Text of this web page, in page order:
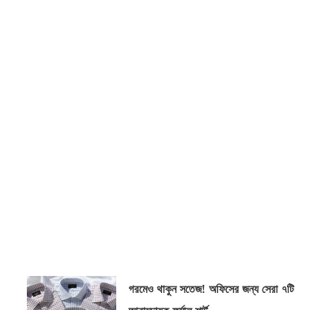
গরমেও থাকুন সতেজ! অফিসের জন্য সেরা ৭টি